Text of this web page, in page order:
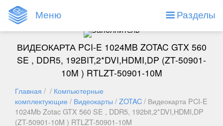
Меню Разделы
ВИДЕОКАРТА PCI-E 1024MB ZOTAC GTX 560
SE , DDR5, 192BIT,2*DVI,HDMI,DP (ZT-50901-
10M ) RTLZT-50901-10M
Главная / / Компьютерные
комплектующие / Видеокарты /ZOTAC/ Видеокарта PCI-E
1024Mb Zotac GTX 560 SE , DDR5, 192bit,2*DVI,HDMI,DP
(ZT-50901-10M ) RTLZT-50901-10M